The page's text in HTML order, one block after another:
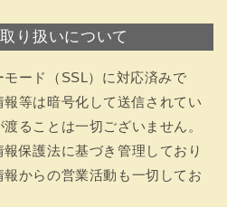
り扱いについて
ード（SSL）に対応済みで
等は暗号化して送信されてい
ることは一切ございません。
保護法に基づき管理しており
からの営業活動も一切してお